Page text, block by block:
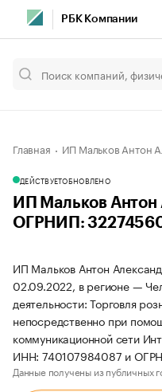
РБК Компании
Главная ИП Мальков Антон
ДЕЙСТВУЕТОБНОВЛЕНО
ИП Мальков
ОГРНИП:
ИП Мальков Антон
02.09.2022, в регионе —
деятельности: Торговля
непосредственно при
коммуникационной сети
ИНН: 740107984087 и
Данные получены из публичных